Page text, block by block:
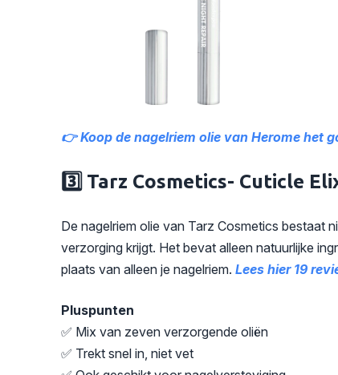
👉 Koop de nagelriem olie van Herome het
3️⃣ Tarz Cosmetics- Cuticle
De nagelriem olie van Tarz Cosmetics bestaat
verzorging krijgt. Het bevat alleen natuurlijke
plaats van alleen je nagelriem. Lees hier 19
Pluspunten
✅ Mix van zeven verzorgende oliën
✅ Trekt snel in, niet vet